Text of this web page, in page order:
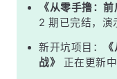
常见面试变体
记忆口诀
总结
《从零手撸：
2 期已完结，演
新开坑项目：
战》
正在更新